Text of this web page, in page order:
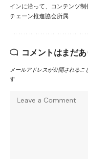
インに沿って、コンテンツ
チェーン推進協会所属
コメントはまだ
メールアドレスが公開されるこ
す